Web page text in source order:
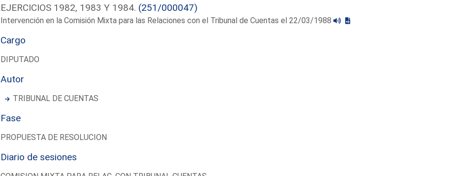
EJERCICIOS 1982, 1983 Y 1984. (251/000047)
Intervención en la Comisión Mixta para las Relaciones con el Tribunal de Cuentas el 22/03/1988
Cargo
DIPUTADO
Autor
TRIBUNAL DE CUENTAS
Fase
PROPUESTA DE RESOLUCION
Diario de sesiones